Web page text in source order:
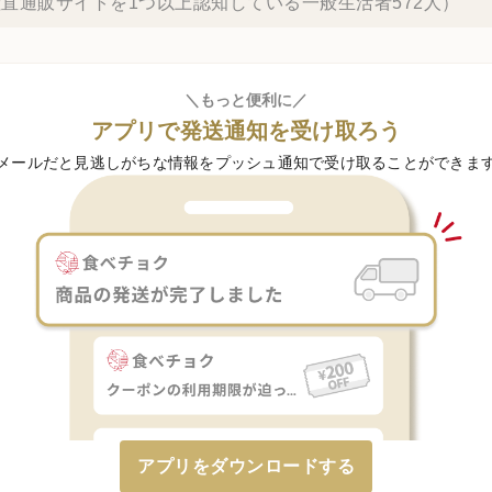
＼もっと便利に／
アプリで発送通知を受け取ろう
ールだと見逃しがちな情報をプッシュ通知で受け取ることができま
アプリをダウンロードする